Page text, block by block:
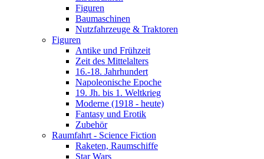
Figuren
Baumaschinen
Nutzfahrzeuge & Traktoren
Figuren
Antike und Frühzeit
Zeit des Mittelalters
16.-18. Jahrhundert
Napoleonische Epoche
19. Jh. bis 1. Weltkrieg
Moderne (1918 - heute)
Fantasy und Erotik
Zubehör
Raumfahrt - Science Fiction
Raketen, Raumschiffe
Star Wars